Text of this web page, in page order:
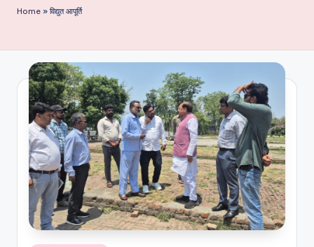
Home » विद्युत आपूर्ति